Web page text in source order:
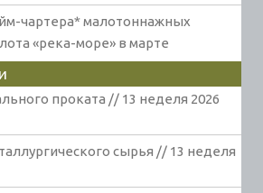
чартера* малотоннажных
«река-море» в марте
проката // 13 неделя 2026
сырья // 13 неделя